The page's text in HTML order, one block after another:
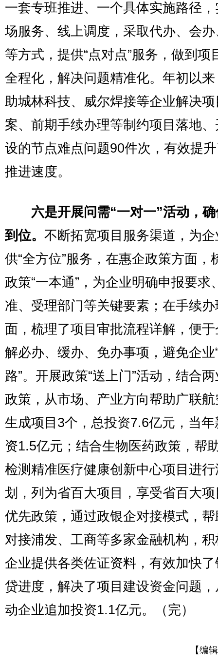
一套专班推进、一个具体实施路径
场服务、线上调度，采取代办、会
等方式，提供“点对点”服务，做到项
全程化，解决问题精准化。年初以
助城林科技、威尔焊接等企业解决
案、前期手续办理等制约项目落地
设的节点难点问题90件次，有效提
推进速度。
六是开展问需“一对一”活动，
到位。 不断拓宽项目服务渠道，为
供“全方位”服务，在惠企政策方面，
政策“一本通”，为企业明确申报要求
准、受理部门等关键要素；在手续
面，梳理了项目审批流程详解，便
解必办、缓办、免办事项，避免企业
路”。开展政策“送上门”活动，结合
政策，从市场、产业方向帮助广联
生成项目3个，总投资7.6亿元，当年
资1.5亿元；结合生物医药政策，帮
检测精准医疗健康创新中心项目进
划，列为省百大项目，享受省百大
优先政策，通过政银企对接模式，
对接浦发、工商等多家金融机构，
企业提供各类佐证资料，有效加快
贷进度，解决了项目建设资金问题
动企业追加投资1.1亿元。（完）
【编